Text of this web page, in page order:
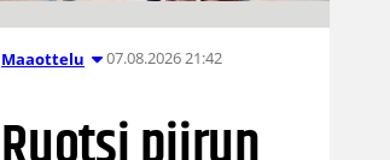
Maaottelu 07.08.2026 21:42